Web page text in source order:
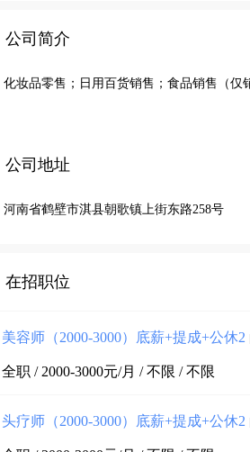
公司简介
化妆品零售；日用百货销售；食品销售（
公司地址
河南省鹤壁市淇县朝歌镇上街东路258号
在招职位
美容师（2000-3000）底薪+提成+公休2
全职 / 2000-3000元/月 / 不限 / 不限
头疗师（2000-3000）底薪+提成+公休2